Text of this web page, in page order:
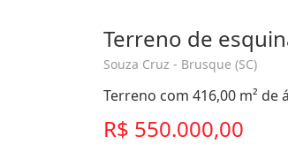
Terreno de
Souza Cruz - Brusque (SC)
Terreno com 416,00 m² de
R$ 550.000,00